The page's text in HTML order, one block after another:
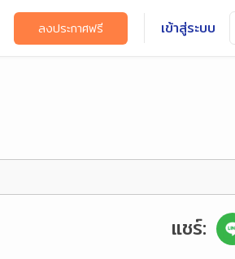
ลงประกาศฟรี เข้าสู่ระบบ
แชร์: